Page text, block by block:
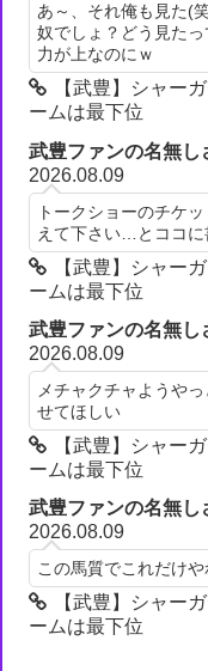
あ～、それ俺も見た(
奴でしょ？どう見た
力が上なのにｗ
【武豊】シャー
ームは最下位
武豊ファンの名無し
2026.08.09
トークショーのチケ
えて下さい…とココに
【武豊】シャー
ームは最下位
武豊ファンの名無し
2026.08.09
メチャクチャようや
せてほしい
【武豊】シャー
ームは最下位
武豊ファンの名無し
2026.08.09
この馬質でこれだけ
【武豊】シャー
ームは最下位